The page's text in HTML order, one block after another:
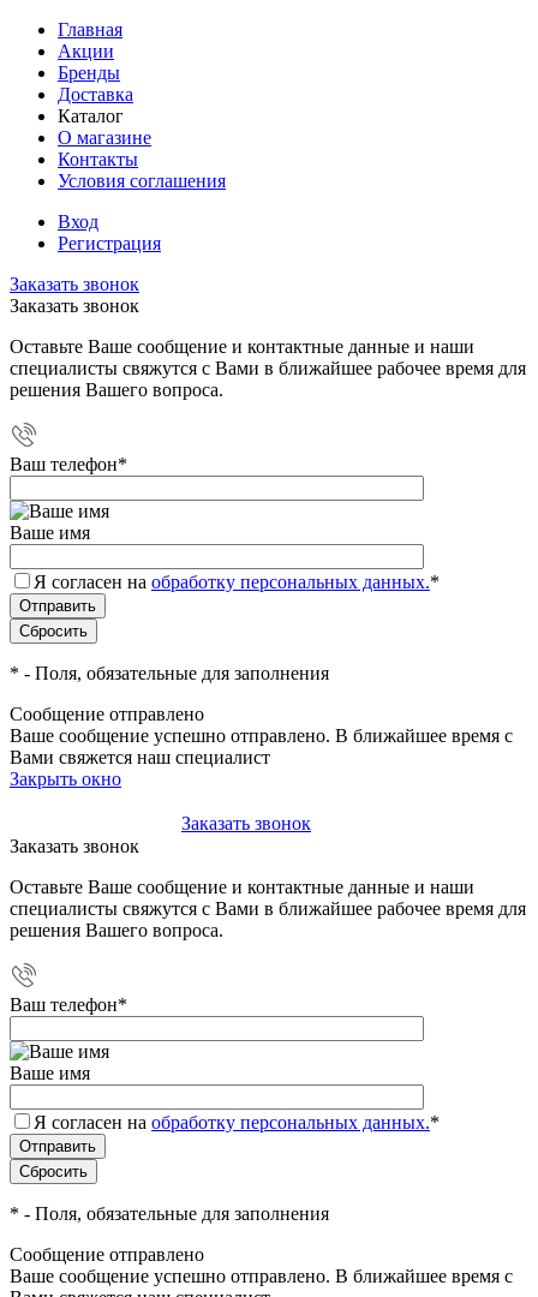
Главная
Акции
Бренды
Доставка
Каталог
О магазине
Контакты
Условия соглашения
Вход
Регистрация
Заказать звонок
Заказать звонок
Оставьте Ваше сообщение и контактные данные и наши
специалисты свяжутся с Вами в ближайшее рабочее время для
решения Вашего вопроса.
Ваш телефон*
Ваше имя
Я согласен на обработку персональных данных.*
* - Поля, обязательные для заполнения
Сообщение отправлено
Ваше сообщение успешно отправлено. В ближайшее время с
Вами свяжется наш специалист
Закрыть окно
Заказать звонок
Заказать звонок
Оставьте Ваше сообщение и контактные данные и наши
специалисты свяжутся с Вами в ближайшее рабочее время для
решения Вашего вопроса.
Ваш телефон*
Ваше имя
Я согласен на обработку персональных данных.*
* - Поля, обязательные для заполнения
Сообщение отправлено
Ваше сообщение успешно отправлено. В ближайшее время с